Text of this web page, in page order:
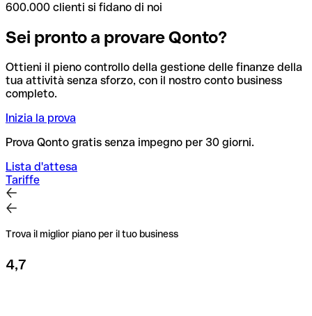
600.000 clienti si fidano di noi
Sei pronto a provare Qonto?
Ottieni il pieno controllo della gestione delle finanze della
tua attività senza sforzo, con il nostro conto business
completo.
Inizia la prova
Prova Qonto gratis senza impegno per 30 giorni.
Lista d'attesa
Tariffe
Trova il miglior piano per il tuo business
4,7